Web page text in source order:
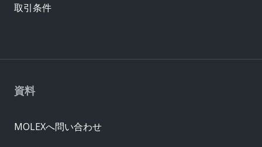
資料
MOLEXへ問い合わせ
取引条件